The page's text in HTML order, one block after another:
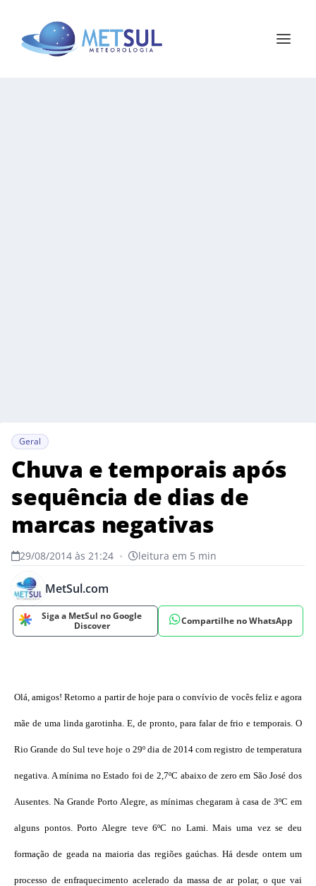
Geral
Chuva e temporais após
sequência de dias de
marcas negativas
29/08/2014 às 21:24 • leitura em 5 min
MetSul.com
Siga a MetSul no Google
Discover
Compartilhe no WhatsApp
Olá, amigos! Retorno a partir de hoje para o convívio de vocês feliz e agora
mãe de uma linda garotinha. E, de pronto, para falar de frio e temporais. O
Rio Grande do Sul teve hoje o 29º dia de 2014 com registro de temperatura
negativa. A mínima no Estado foi de 2,7ºC abaixo de zero em São José dos
Ausentes. Na Grande Porto Alegre, as mínimas chegaram à casa de 3ºC em
alguns pontos. Porto Alegre teve 6ºC no Lami. Mais uma vez se deu
formação de geada na maioria das regiões gaúchas. Há desde ontem um
processo de enfraquecimento acelerado da massa de ar polar, o que vai